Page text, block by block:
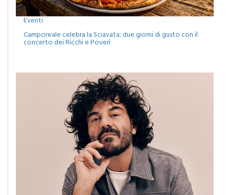
Eventi
Camporeale celebra la Sciavata: due giorni di gusto con il
concerto dei Ricchi e Poveri